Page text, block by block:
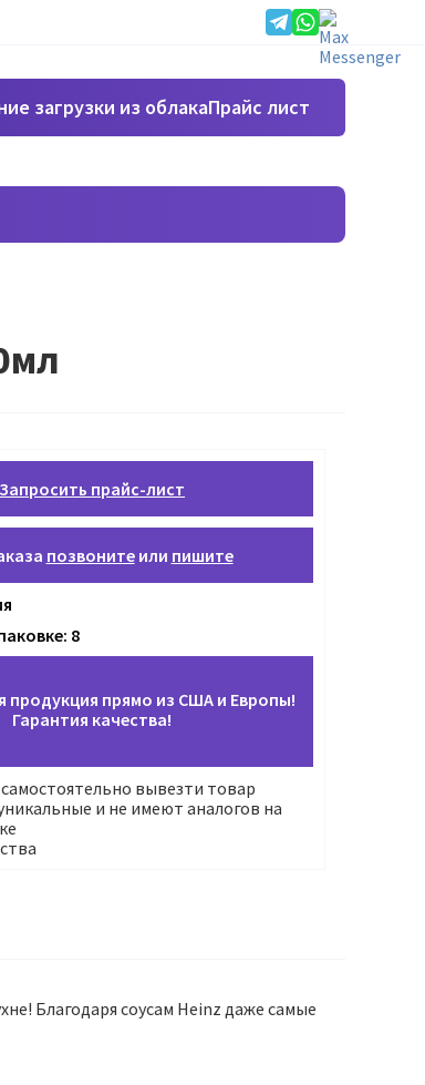
Прайс лист
Запросить прайс-лист
позвонитеили пишите
8
продукция прямо из США и Европы!
Гарантия качества!
вывезти товар
и не имеют аналогов на
Благодаря соусам Heinz даже самые